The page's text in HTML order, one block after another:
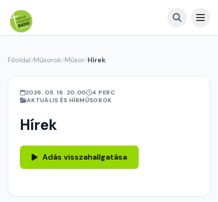
Főoldal Műsorok Műsor Hírek
2026. 05. 16. 20:00
4 PERC
AKTUÁLIS ÉS HÍRMŰSOROK
Hírek
Adás visszahallgatása